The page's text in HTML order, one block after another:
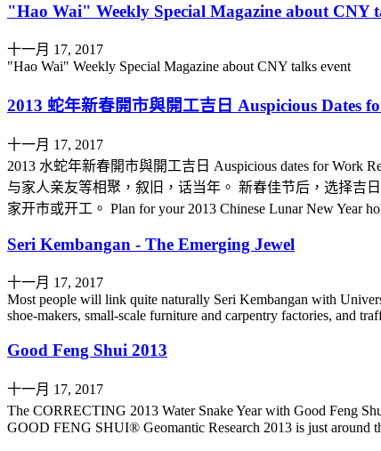
"Hao Wai" Weekly Special Magazine about CNY
十一月 17, 2017
"Hao Wai" Weekly Special Magazine about CNY talks event
2013 蛇年新春開市與開工吉日 Auspicious Dates
十一月 17, 2017
2013 水蛇年新春開市與開工吉日 Auspicious dates for Work
与家人亲友等相聚，叙旧，话当年。 新春佳节后，选择吉
家开市或开工。 Plan for your 2013 Chinese Lunar New Year
Seri Kembangan - The Emerging Jewel
十一月 17, 2017
Most people will link quite naturally Seri Kembangan with
shoe-makers, small-scale furniture and carpentry factories, and
Good Feng Shui 2013
十一月 17, 2017
The CORRECTING 2013 Water Snake Year with Good Feng
GOOD FENG SHUI® Geomantic Research 2013 is just around